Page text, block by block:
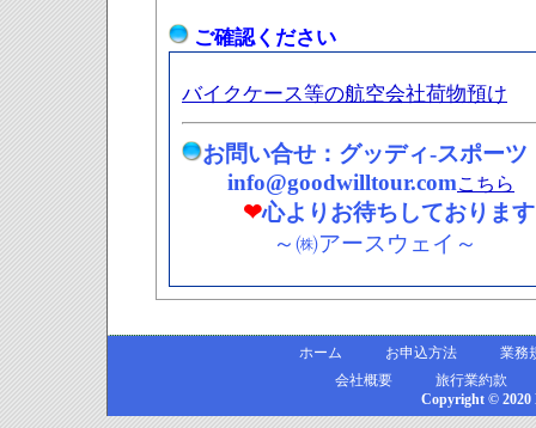
ご確認ください
バイクケース等の航空会社荷物預け
お問い合せ：グッディ-スポーツ
info@goodwilltour.comこちら
❤心よりお待ちしております
～㈱アースウェイ～
ホーム お申込方法
業務
会社概要
旅行業約款
Copyright © 2020